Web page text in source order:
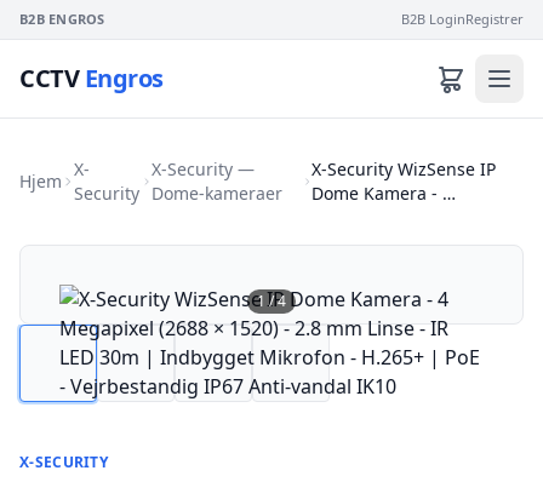
B2B ENGROS B2B LoginRegistrer
CCTVEngros
Hjem
X-
Security
X-Security —
Dome-kameraer
X-Security WizSense IP
Dome Kamera - …
1/4
X-SECURITY